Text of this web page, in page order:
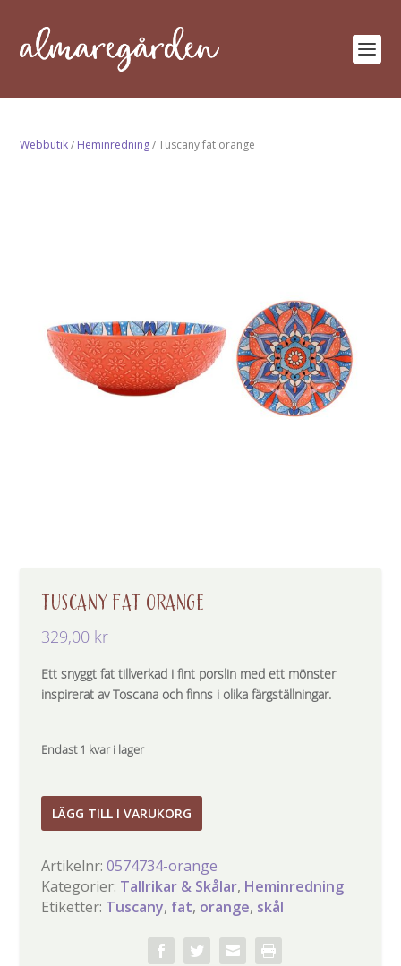
Webbutik/ Heminredning/ Tuscany fat orange
TUSCANY FAT ORANGE
329,00 kr
Ett snyggt fat tillverkad i fint porslin med ett mönster
inspirerat av Toscana och finns i olika färgställningar.
Endast 1 kvar i lager
Tuscany
fat
mängd
LÄGG TILL I VARUKORG
Artikelnr:0574734-orange
Kategorier: Tallrikar & Skålar, Heminredning
Etiketter: Tuscany, fat, orange, skål